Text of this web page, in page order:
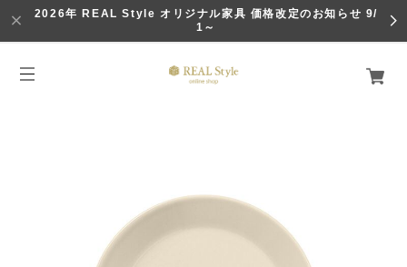
2026年 REAL Style オリジナル家具 価格改定のお知らせ 9/
1～